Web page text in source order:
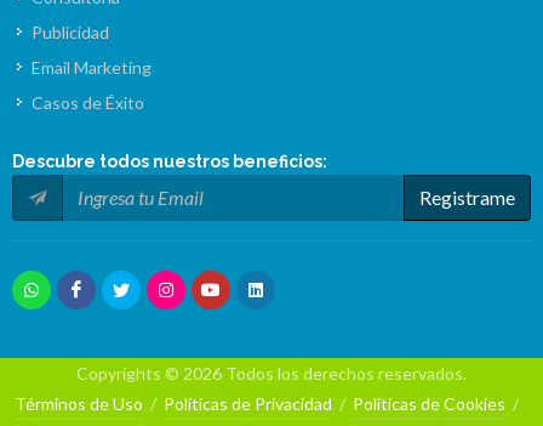
Publicidad
Email Marketing
Casos de Éxito
Descubre todos nuestros beneficios:
Registrame
Copyrights © 2026 Todos los derechos reservados.
Términos de Uso / Políticas de Privacidad / Políticas de Cookies /